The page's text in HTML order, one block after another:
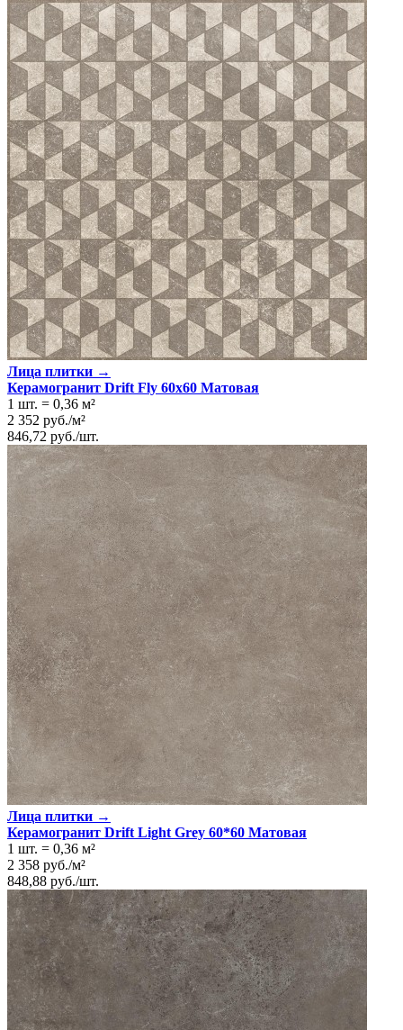
Лица плитки →
Керамогранит Drift Fly 60x60 Матовая
1 шт. = 0,36 м²
2 352 руб./м²
846,72 руб./шт.
Лица плитки →
Керамогранит Drift Light Grey 60*60 Матовая
1 шт. = 0,36 м²
2 358 руб./м²
848,88 руб./шт.